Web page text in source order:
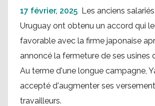
17 février, 2025 Les anciens
Uruguay ont obtenu un accord qui
favorable avec la firme japonaise
annoncé la fermeture de ses usines
Au terme d'une longue campagne,
accepté d'augmenter ses
travailleurs.